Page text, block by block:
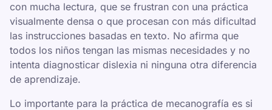
con mucha lectura, que se frustran con una práctica
visualmente densa o que procesan con más dificultad
las instrucciones basadas en texto. No afirma que
todos los niños tengan las mismas necesidades y no
intenta diagnosticar dislexia ni ninguna otra diferencia
de aprendizaje.
Lo importante para la práctica de mecanografía es si